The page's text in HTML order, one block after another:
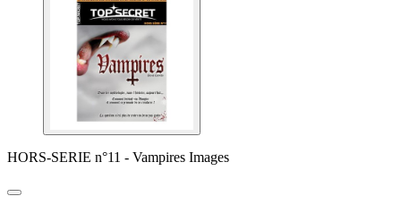
HORS-SERIE n°11 - Vampires Images